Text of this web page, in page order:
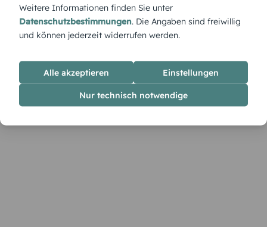
Weitere Informationen finden Sie unter
Datenschutzbestimmungen. Die Angaben sind freiwillig
und können jederzeit widerrufen werden.
Alle akzeptieren Einstellungen
Nur technisch notwendige